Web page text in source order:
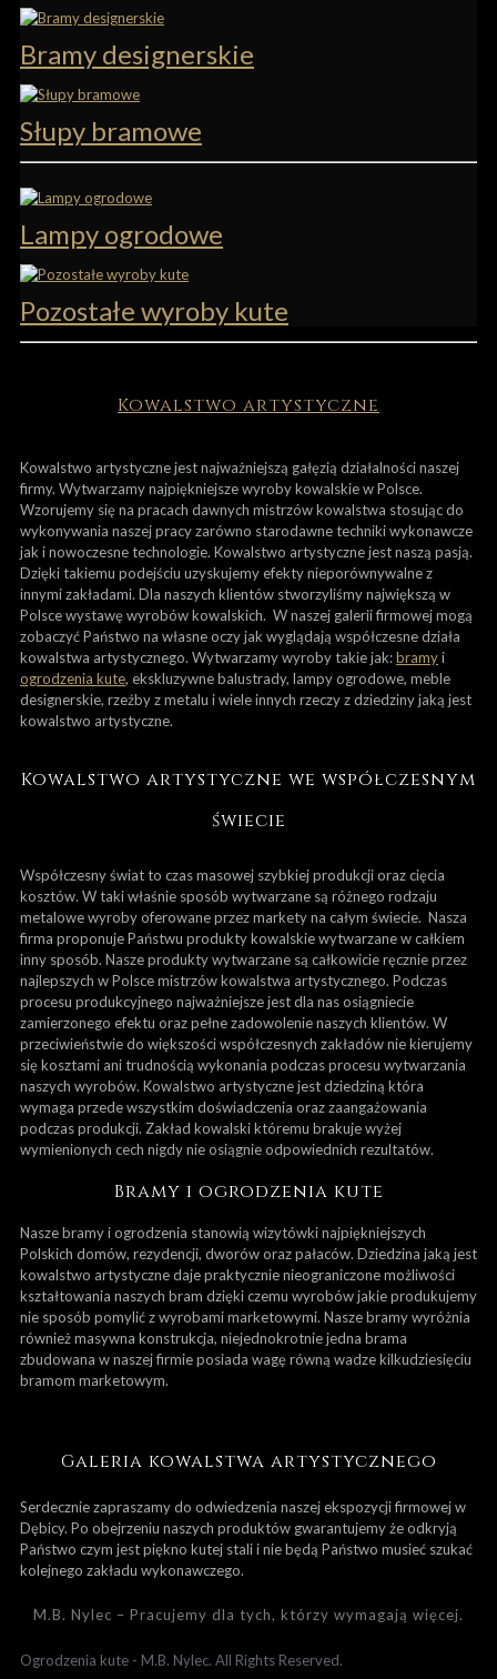
Bramy designerskie
Słupy bramowe
Lampy ogrodowe
Pozostałe wyroby kute
Kowalstwo artystyczne
Kowalstwo artystyczne jest najważniejszą gałęzią działalności naszej
firmy. Wytwarzamy najpiękniejsze wyroby kowalskie w Polsce.
Wzorujemy się na pracach dawnych mistrzów kowalstwa stosując do
wykonywania naszej pracy zarówno starodawne techniki wykonawcze
jak i nowoczesne technologie. Kowalstwo artystyczne jest naszą pasją.
Dzięki takiemu podejściu uzyskujemy efekty nieporównywalne z
innymi zakładami. Dla naszych klientów stworzyliśmy największą w
Polsce wystawę wyrobów kowalskich. W naszej galerii firmowej mogą
zobaczyć Państwo na własne oczy jak wyglądają współczesne działa
kowalstwa artystycznego. Wytwarzamy wyroby takie jak:bramyi
ogrodzenia kute, ekskluzywne balustrady, lampy ogrodowe, meble
designerskie, rzeźby z metalu i wiele innych rzeczy z dziedziny jaką jest
kowalstwo artystyczne.
Kowalstwo artystyczne we współczesnym
świecie
Współczesny świat to czas masowej szybkiej produkcji oraz cięcia
kosztów. W taki właśnie sposób wytwarzane są różnego rodzaju
metalowe wyroby oferowane przez markety na całym świecie. Nasza
firma proponuje Państwu produkty kowalskie wytwarzane w całkiem
inny sposób. Nasze produkty wytwarzane są całkowicie ręcznie przez
najlepszych w Polsce mistrzów kowalstwa artystycznego. Podczas
procesu produkcyjnego najważniejsze jest dla nas osiągniecie
zamierzonego efektu oraz pełne zadowolenie naszych klientów. W
przeciwieństwie do większości współczesnych zakładów nie kierujemy
się kosztami ani trudnością wykonania podczas procesu wytwarzania
naszych wyrobów. Kowalstwo artystyczne jest dziedziną która
wymaga przede wszystkim doświadczenia oraz zaangażowania
podczas produkcji. Zakład kowalski któremu brakuje wyżej
wymienionych cech nigdy nie osiągnie odpowiednich rezultatów.
Bramy i ogrodzenia kute
Nasze bramy i ogrodzenia stanowią wizytówki najpiękniejszych
Polskich domów, rezydencji, dworów oraz pałaców. Dziedzina jaką jest
kowalstwo artystyczne daje praktycznie nieograniczone możliwości
kształtowania naszych bram dzięki czemu wyrobów jakie produkujemy
nie sposób pomylić z wyrobami marketowymi. Nasze bramy wyróżnia
również masywna konstrukcja, niejednokrotnie jedna brama
zbudowana w naszej firmie posiada wagę równą wadze kilkudziesięciu
bramom marketowym.
Galeria kowalstwa artystycznego
Serdecznie zapraszamy do odwiedzenia naszej ekspozycji firmowej w
Dębicy. Po obejrzeniu naszych produktów gwarantujemy że odkryją
Państwo czym jest piękno kutej stali i nie będą Państwo musieć szukać
kolejnego zakładu wykonawczego.
M.B. Nylec – Pracujemy dla tych, którzy wymagają więcej.
Ogrodzenia kute - M.B. Nylec. All Rights Reserved.